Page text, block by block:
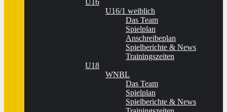
U16
U16/1 weiblich
Das Team
Spielplan
Anschreibeplan
Spielberichte & News
Trainingszeiten
U18
WNBL
Das Team
Spielplan
Spielberichte & News